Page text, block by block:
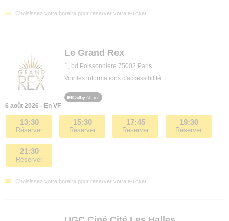
Choisissez votre horaire pour réserver votre e-ticket.
Le Grand Rex
1, bd Poissonniere 75002 Paris
Voir les informations d'accessibilité
6 août 2026 - En VF
13:30
Réserver
15:30
Réserver
17:45
Réserver
19:30
Réserver
21:30
Réserver
Choisissez votre horaire pour réserver votre e-ticket.